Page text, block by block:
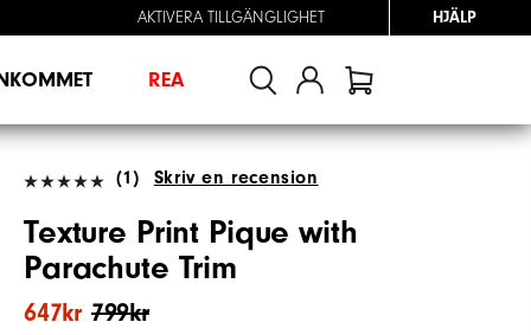
AKTIVERA TILLGÄNGLIGHET HJÄLP
REA
(1) Skriv en recension
Texture Print Pique with
Parachute Trim
799kr
647kr